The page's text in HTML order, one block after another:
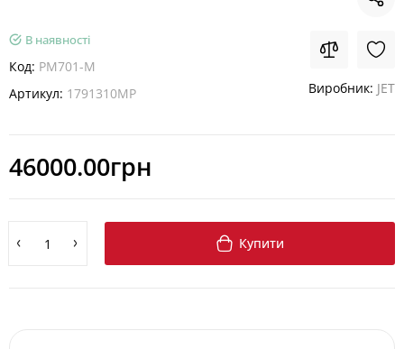
В наявності
Код: PM701-M
Артикул: 1791310MP Виробник: JET
46000.00грн
Купити